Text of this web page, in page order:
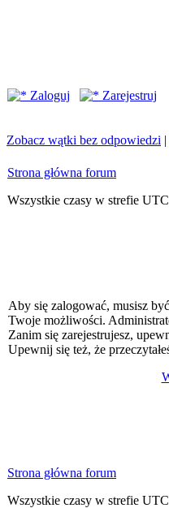
Zaloguj
Zarejestruj
Zobacz wątki bez odpowiedzi |
Strona główna forum
Wszystkie czasy w strefie
Aby się zalogować, musisz
Twoje możliwości.
Zanim się zarejestrujesz,
Upewnij się też, że
Strona główna forum
Wszystkie czasy w strefie